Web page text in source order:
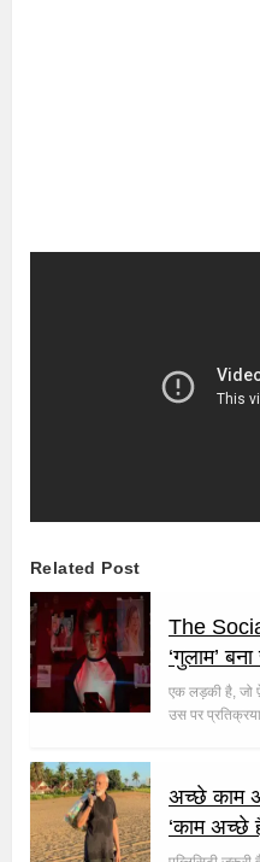
Related Post
The
‘गुलाम’
एक लड़की है, जो
उस पर
अच्छे काम
‘काम अच्छे